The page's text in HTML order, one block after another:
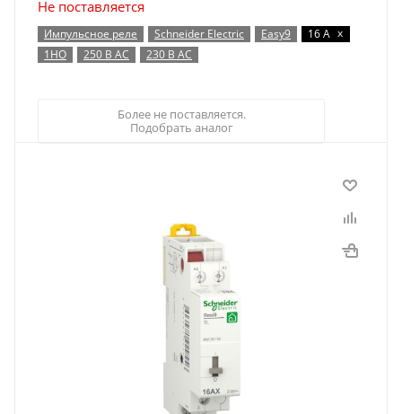
Не поставляется
Импульсное реле Schneider Electric Easy9 16 А x
1НО
250 В AC 230 В AC
Более не поставляется.
Подобрать аналог